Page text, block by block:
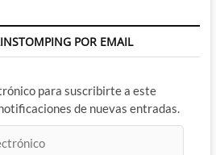
POR EMAIL
para suscribirte a este
de nuevas entradas.